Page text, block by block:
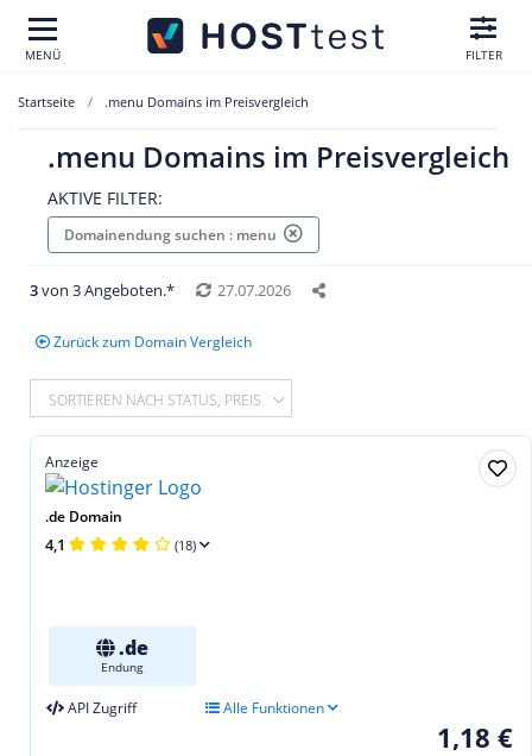
MENÜ FILTER
Startseite .menu Domains im Preisvergleich
.menu Domains im Preisvergleich
AKTIVE FILTER:
Domainendung suchen : menu
3von 3 Angeboten.* 27.07.2026
Zurück zum Domain Vergleich
SORTIEREN NACH STATUS, PREIS
Anzeige
.de Domain
4,1 (18)
.de
Endung
API Zugriff Alle Funktionen
1,18 €